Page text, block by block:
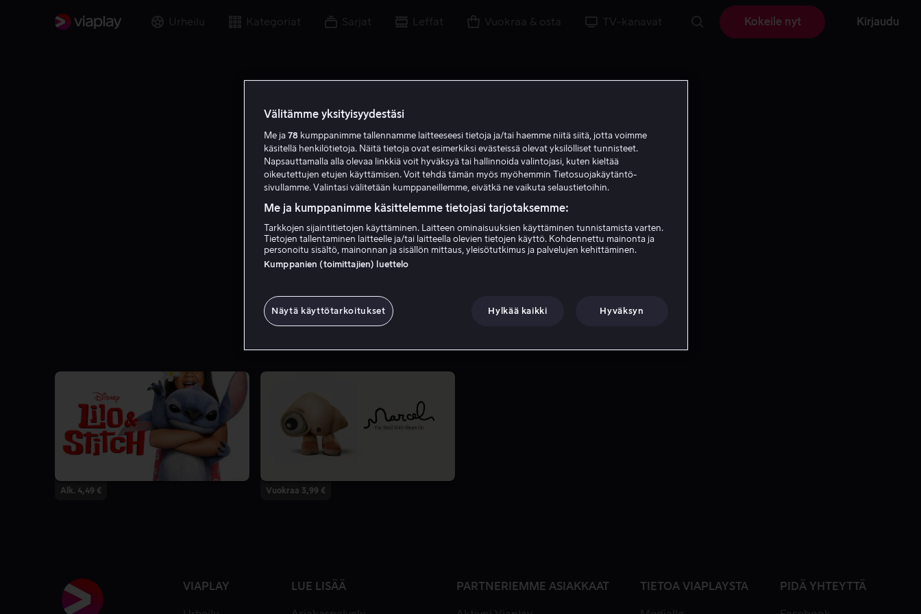
Urheilu Kategoriat Sarjat Leffat Vuokraa & osta TV-kanavat Kokeile nyt Kirjaudu
Dean Fleischer Camp
Alk. 4,49 € Vuokraa 3,99 €
VIAPLAY LUE LISÄÄ PARTNERIEMME ASIAKKAAT TIETOA VIAPLAYSTA PIDÄ YHTEYTTÄ
Välitämme yksityisyydestäsi
Me ja 78 kumppanimme tallennamme laitteeseesi tietoja ja/tai haemme niitä siitä, jotta voimme
käsitellä henkilötietoja. Näitä tietoja ovat esimerkiksi evästeissä olevat yksilölliset tunnisteet.
Napsauttamalla alla olevaa linkkiä voit hyväksyä tai hallinnoida valintojasi, kuten kieltää
oikeutettujen etujen käyttämisen. Voit tehdä tämän myös myöhemmin Tietosuojakäytäntö-
sivullamme. Valintasi välitetään kumppaneillemme, eivätkä ne vaikuta selaustietoihin.
Me ja kumppanimme käsittelemme tietojasi tarjotaksemme:
Tarkkojen sijaintitietojen käyttäminen. Laitteen ominaisuuksien käyttäminen tunnistamista varten.
Tietojen tallentaminen laitteelle ja/tai laitteella olevien tietojen käyttö. Kohdennettu mainonta ja
personoitu sisältö, mainonnan ja sisällön mittaus, yleisötutkimus ja palvelujen kehittäminen.
Kumppanien (toimittajien) luettelo
Näytä käyttötarkoitukset Hylkää kaikki Hyväksyn